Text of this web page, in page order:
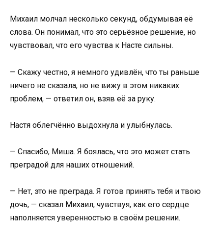
Михаил молчал несколько секунд, обдумывая её
слова. Он понимал, что это серьёзное решение, но
чувствовал, что его чувства к Насте сильны.
— Скажу честно, я немного удивлён, что ты раньше
ничего не сказала, но не вижу в этом никаких
проблем, — ответил он, взяв её за руку.
Настя облегчённо выдохнула и улыбнулась.
— Спасибо, Миша. Я боялась, что это может стать
преградой для наших отношений.
— Нет, это не преграда. Я готов принять тебя и твою
дочь, — сказал Михаил, чувствуя, как его сердце
наполняется уверенностью в своём решении.